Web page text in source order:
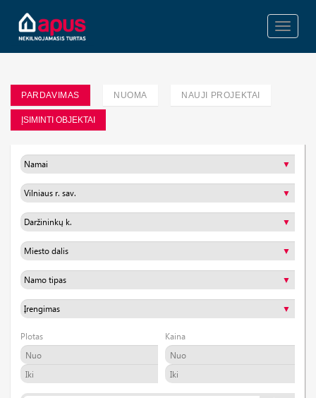
Toggle
PARDAVIMAS NUOMA NAUJI PROJEKTAI
ĮSIMINTI OBJEKTAI
Plotas Kaina